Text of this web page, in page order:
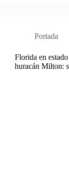
Portada
Florida en
huracán Milton: